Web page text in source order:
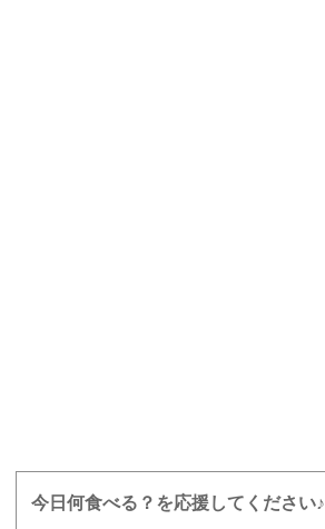
今日何食べる？を応援してください♪